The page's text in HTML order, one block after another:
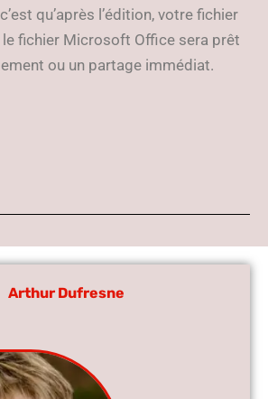
qu’après l’édition, votre fichier
fichier Microsoft Office sera prêt
ou un partage immédiat.
Arthur Dufresne